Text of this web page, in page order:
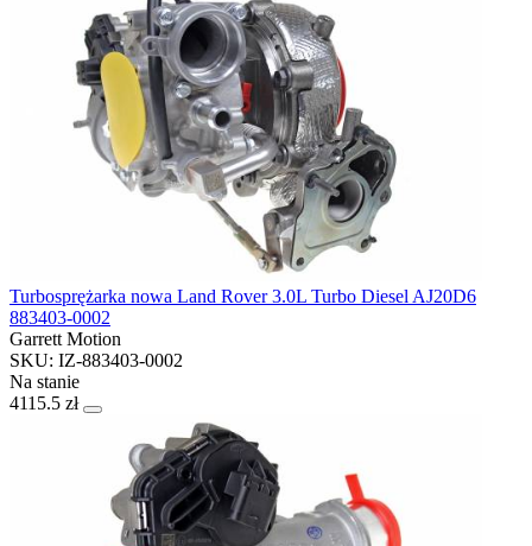
Turbosprężarka nowa Land Rover 3.0L Turbo Diesel AJ20D6
883403-0002
Garrett Motion
SKU: IZ-883403-0002
Na stanie
4115.5 zł